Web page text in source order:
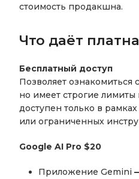
стоимость продакшна.
Что даёт
Бесплатный доступ
Позволяет ознакомиться
но имеет строгие
доступен только в
или ограниченных
Google AI Pro $20
Приложение Gemini